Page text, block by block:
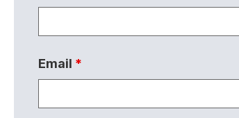
Email *